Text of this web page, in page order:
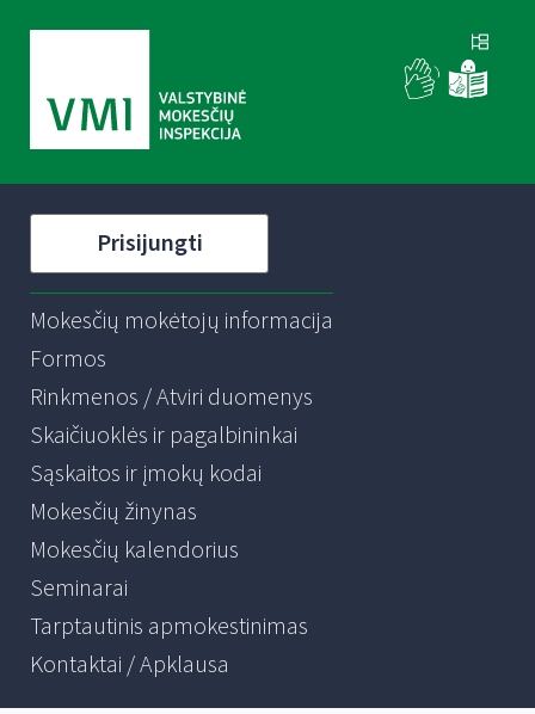
Prisijungti
Mokesčių mokėtojų informacija
Formos
Rinkmenos / Atviri duomenys
Skaičiuoklės ir pagalbininkai
Sąskaitos ir įmokų kodai
Mokesčių žinynas
Mokesčių kalendorius
Seminarai
Tarptautinis apmokestinimas
Kontaktai / Apklausa